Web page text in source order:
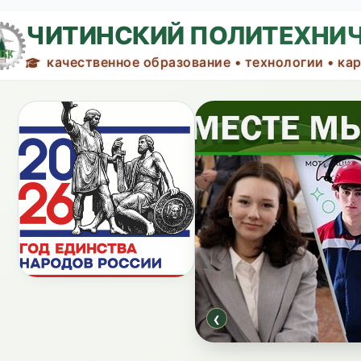
ЧИТИНСКИЙ
качественное образование • технологии •
‹